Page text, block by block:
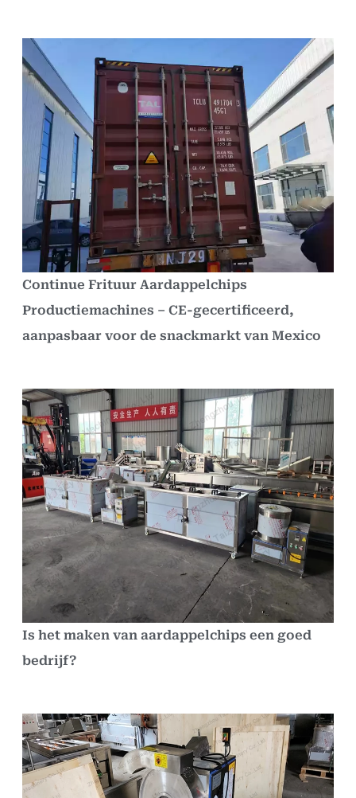
Continue Frituur Aardappelchips
Productiemachines – CE-gecertificeerd,
aanpasbaar voor de snackmarkt van Mexico
Is het maken van aardappelchips een goed
bedrijf?